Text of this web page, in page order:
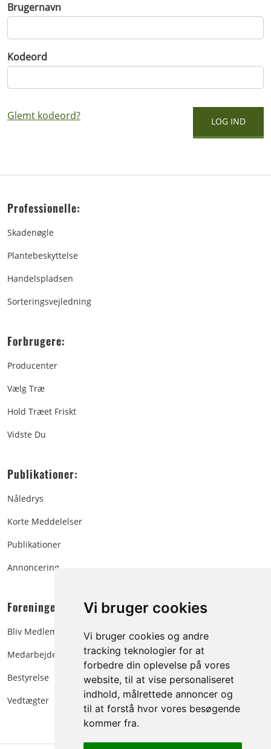
Vi bruger cookies
Vi bruger cookies og andre
tracking teknologier for at
forbedre din oplevelse på vores
website, til at vise personaliseret
indhold, målrettede annoncer og
til at forstå hvor vores besøgende
kommer fra.
Brugernavn
Kodeord
Glemt kodeord?
Professionelle:
Skadenøgle
Plantebeskyttelse
Handelspladsen
Sorteringsvejledning
Forbrugere:
Producenter
Vælg Træ
Hold Træet Friskt
Vidste Du
Publikationer:
Nåledrys
Korte Meddelelser
Publikationer
Annoncering
Foreningen:
Bliv Medlem
Medarbejdere
Bestyrelse
Vedtægter